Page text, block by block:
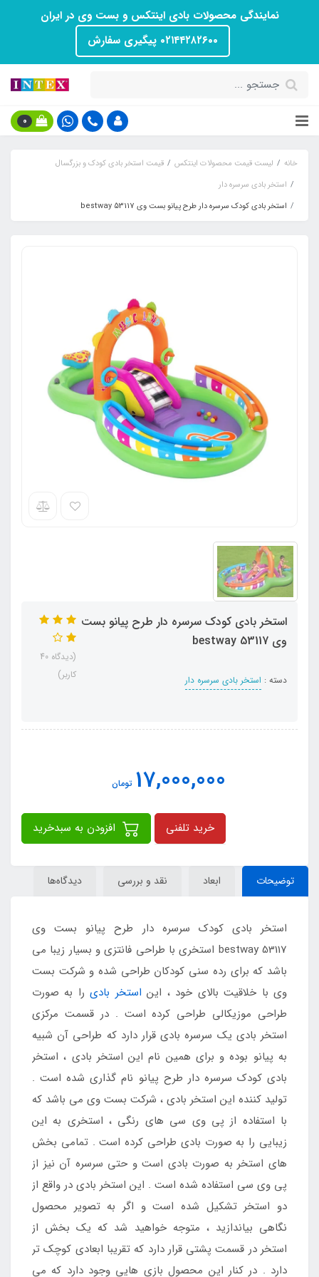
نمایندگی محصولات بادی اینتکس و بست وی در ایران
۰۲۱۴۴۲۸۲۶۰۰ پیگیری سفارش
0
خانه لیست قیمت محصولات اینتکس
قیمت استخر بادی کودک و بزرگسال
استخر بادی سرسره دار
استخر بادی کودک سرسره دار طرح پیانو بست وی bestway 53117
استخر بادی کودک سرسره دار طرح پیانو بست
وی bestway 53117
دسته : استخر بادی سرسره دار
(دیدگاه 40
کاربر)
17,000,000 تومان
خرید تلفنی
توضیحات ابعاد نقد و بررسی دیدگاه‌ها
استخر بادی کودک سرسره دار طرح پیانو بست وی
bestway 53117 استخری با طراحی فانتزی و بسیار زیبا می
باشد که برای رده سنی کودکان طراحی شده و شرکت بست
وی با خلاقیت بالای خود ، این استخر بادیرا به صورت
طراحی موزیکالی طراحی کرده است . در قسمت مرکزی
استخر بادی یک سرسره بادی قرار دارد که طراحی آن شبیه
به پیانو بوده و برای همین نام این استخر بادی ، استخر
بادی کودک سرسره دار طرح پیانو نام گذاری شده است .
تولید کننده این استخر بادی ، شرکت بست وی می باشد که
با استفاده از پی وی سی های رنگی ، استخری به این
زیبایی را به صورت بادی طراحی کرده است . تمامی بخش
های استخر به صورت بادی است و حتی سرسره آن نیز از
پی وی سی استفاده شده است . این استخر بادی در واقع از
دو استخر تشکیل شده است و اگر به تصویر محصول
نگاهی بیاندازید ، متوجه خواهید شد که یک بخش از
استخر در قسمت پشتی قرار دارد که تقریبا ابعادی کوچک تر
دارد . در کنار این محصول بازی هایی وجود دارد که می